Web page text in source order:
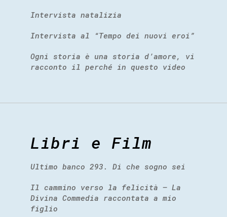
Intervista natalizia
Intervista al “Tempo dei nuovi eroi”
Ogni storia è una storia d’amore, vi
racconto il perché in questo video
Libri e Film
Ultimo banco 293. Di che sogno sei
Il cammino verso la felicità – La
Divina Commedia raccontata a mio
figlio